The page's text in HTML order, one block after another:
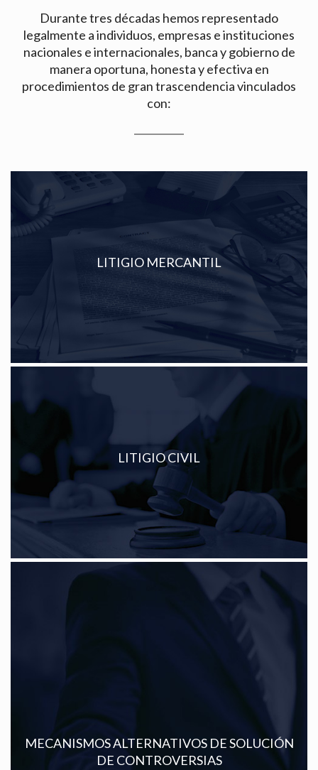
Durante tres décadas hemos representado
legalmente a individuos, empresas e instituciones
nacionales e internacionales, banca y gobierno de
manera oportuna, honesta y efectiva en
procedimientos de gran trascendencia vinculados
con:
LITIGIO MERCANTIL
Ver más
LITIGIO CIVIL
Ver más
MECANISMOS ALTERNATIVOS DE SOLUCIÓN
DE CONTROVERSIAS
Ver más